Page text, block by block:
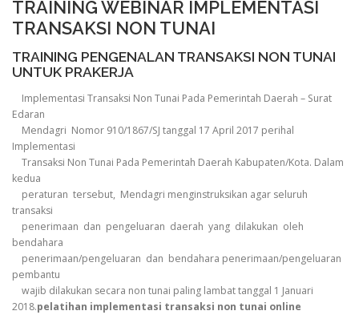
TRAINING WEBINAR IMPLEMENTASI
TRANSAKSI NON TUNAI
TRAINING PENGENALAN TRANSAKSI NON TUNAI
UNTUK PRAKERJA
Implementasi Transaksi Non Tunai Pada Pemerintah Daerah – Surat
Edaran
Mendagri Nomor 910/1867/SJ tanggal 17 April 2017 perihal
Implementasi
Transaksi Non Tunai Pada Pemerintah Daerah Kabupaten/Kota. Dalam
kedua
peraturan tersebut, Mendagri menginstruksikan agar seluruh
transaksi
penerimaan dan pengeluaran daerah yang dilakukan oleh
bendahara
penerimaan/pengeluaran dan bendahara penerimaan/pengeluaran
pembantu
wajib dilakukan secara non tunai paling lambat tanggal 1 Januari
2018.pelatihan implementasi transaksi non tunai online